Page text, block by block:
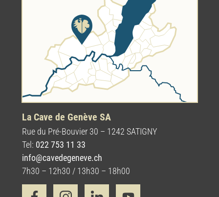
La Cave de Genève SA
Rue du Pré-Bouvier 30 – 1242 SATIGNY
Tel: 022 753 11 33
info@cavedegeneve.ch
7h30 – 12h30 / 13h30 – 18h00